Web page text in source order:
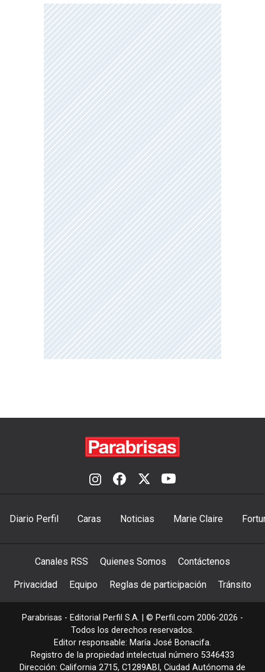
Diario Perfil Caras Noticias Marie Claire
Canales RSS Quienes Somos Contáctenos
Privacidad Equipo Reglas de participación Tránsito
Parabrisas - Editorial Perfil S.A. | © Perfil.com 2006-2026 -
Todos los derechos reservados.
Editor responsable: María José Bonacifa.
Registro de la propiedad intelectual número 5346433
Dirección: California 2715, C1289ABI , Ciudad Autónoma de